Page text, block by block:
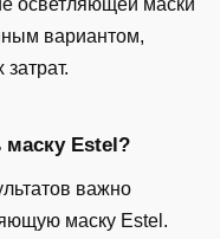
осветляющей маски
вариантом,
маску Estel?
важно
маску Estel.